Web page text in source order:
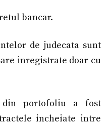
bancar.
de judecata sunt
inregistrate doar cu
din portofoliu a fost
incheiate intre